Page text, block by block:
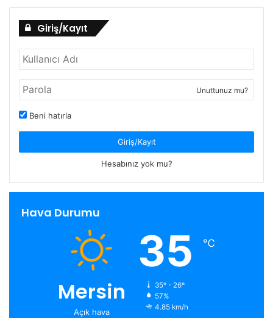
Giriş/Kayıt
Unuttunuz mu?
Beni hatırla
Giriş/Kayıt
Hesabınız yok mu?
Hava Durumu
Mersin
Açık hava
35 ℃
35º - 26º
57%
4.85 km/h